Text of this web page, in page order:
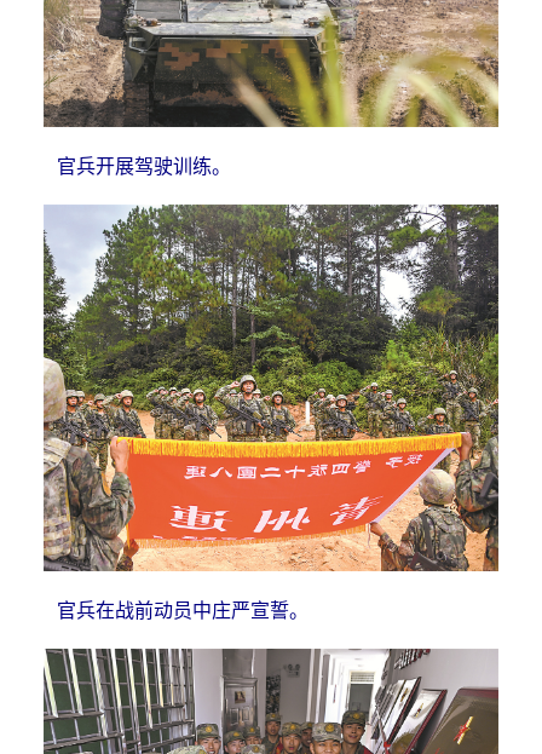
官兵开展驾驶训练。
官兵在战前动员中庄严宣誓。